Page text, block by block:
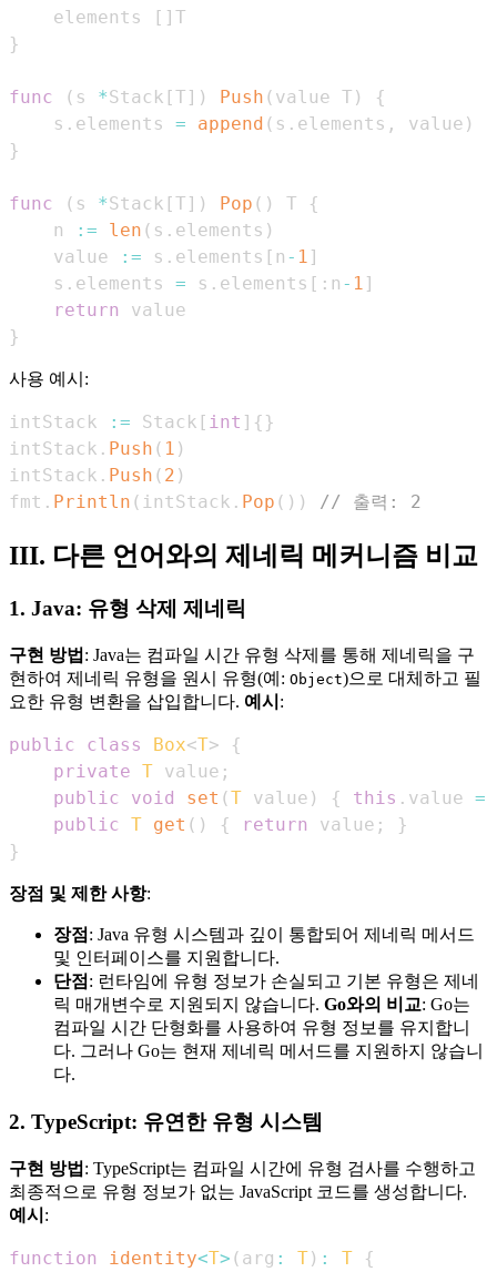
    elements
[ ]
}
func ( s *Stack [T ] ) Push ( value T )
{
    s
. elements = append ( s . elements , value )
}
func ( s *Stack [T ] ) Pop ( ) T
{
    n
:= len ( s . elements )
    value
:= s . elements [ n - 1 ]
    s
. elements = s . elements [ : n - 1 ]
return
}
사용 예시:
intStack := Stack [ int ] { }
intStack . Push ( 1 )
intStack . Push ( 2 )
fmt . Println ( intStack . Pop ( ) ) // 출력: 2
III. 다른 언어와의 제네릭 메커니즘 비교
1. Java: 유형 삭제 제네릭
구현 방법 : Java는 컴파일 시간 유형 삭제를 통해 제네릭을 구
현하여 제네릭 유형을 원시 유형(예: Object)으로 대체하고 필
요한 유형 변환을 삽입합니다. 예시 :
public class Box<T>
{
private T value ;
public
void set (T value ) { this . value =
public T get ( ) { return value ;
}
}
장점 및 제한 사항:
장점 : Java 유형 시스템과 깊이 통합되어 제네릭 메서드
및 인터페이스를 지원합니다.
단점 : 런타임에 유형 정보가 손실되고 기본 유형은 제네
릭 매개변수로 지원되지 않습니다. Go와의 비교: Go는
컴파일 시간 단형화를 사용하여 유형 정보를 유지합니
다. 그러나 Go는 현재 제네릭 메서드를 지원하지 않습니
다.
2. TypeScript: 유연한 유형 시스템
구현 방법 : TypeScript는 컴파일 시간에 유형 검사를 수행하고
최종적으로 유형 정보가 없는 JavaScript 코드를 생성합니다.
예시 :
function identity<T> ( arg : T) : T
{